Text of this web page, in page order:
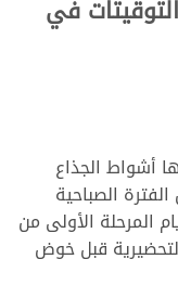
في
أشواط الجذاع
الصباحية
2022، في آخر أيام المرحلة الأولى من
قبل خوض